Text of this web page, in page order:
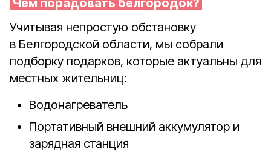
Чем порадовать белгородок?
Учитывая непростую обстановку
в Белгородской области, мы собрали
подборку подарков, которые актуальны для
местных жительниц:
Водонагреватель
Портативный внешний аккумулятор и
зарядная станция